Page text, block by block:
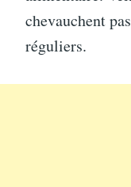
chevauchent
réguliers.